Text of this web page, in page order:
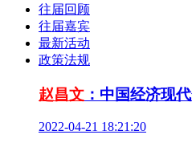
往届回顾
往届嘉宾
最新活动
政策法规
赵昌文 ：中国经济现
2022-04-21 18:21:20